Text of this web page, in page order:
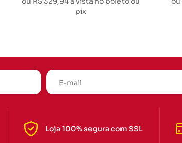
pix
Loja 100% segura com SSL